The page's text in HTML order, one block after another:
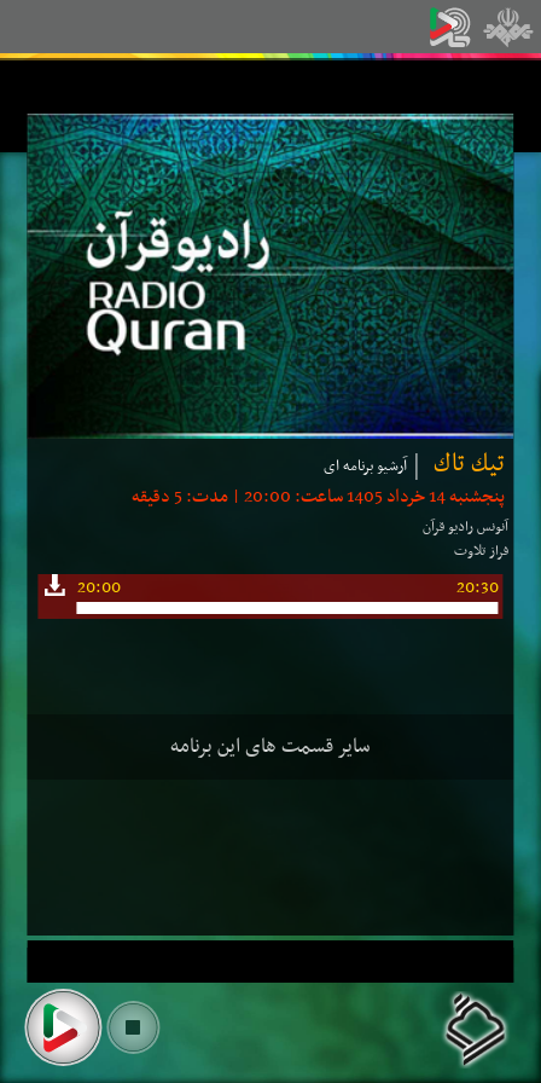
تیك تاك آرشیو برنامه ای
پنجشنبه 14 خرداد 1405 ساعت: 20:00 | مدت: 5 دقیقه
آنونس رادیو قرآن
فراز تلاوت
20:00 20:30
سایر قسمت های این برنامه